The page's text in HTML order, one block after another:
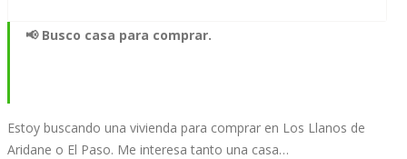
📢 Busco casa para comprar.
Estoy buscando una vivienda para comprar en Los Llanos de
Aridane o El Paso. Me interesa tanto una casa…